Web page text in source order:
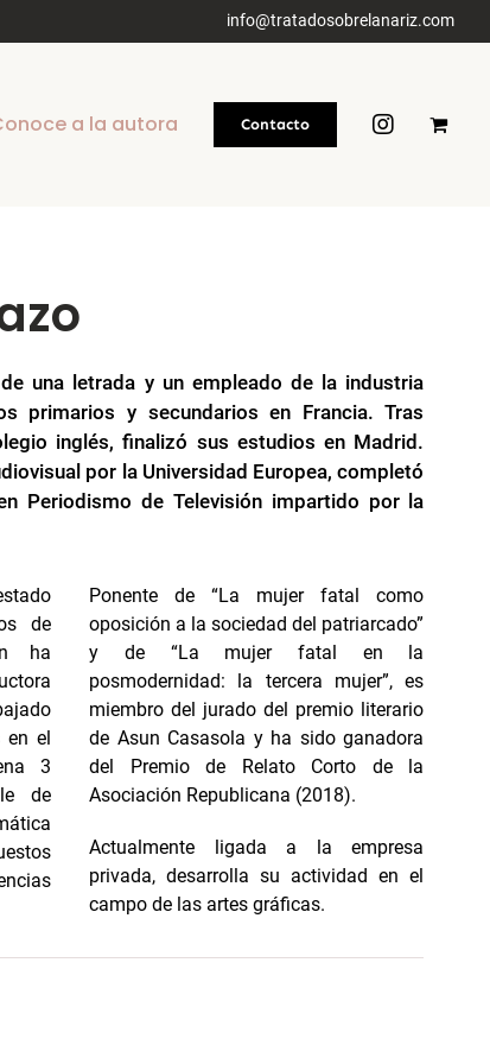
info@tratadosobrelanariz.com
a la autora Contacto
una letrada y un empleado de la industria
primarios y secundarios en Francia. Tras
inglés, finalizó sus estudios en Madrid.
por la Universidad Europea, completó
Periodismo de Televisión impartido por la
de
ha
en el
3
de
Ponente de “La mujer fatal como
oposición a la sociedad del patriarcado”
y de “La mujer fatal en la
posmodernidad: la tercera mujer”, es
miembro del jurado del premio literario
de Asun Casasola y ha sido ganadora
del Premio de Relato Corto de la
Asociación Republicana (2018).
Actualmente ligada a la empresa
privada, desarrolla su actividad en el
campo de las artes gráficas.